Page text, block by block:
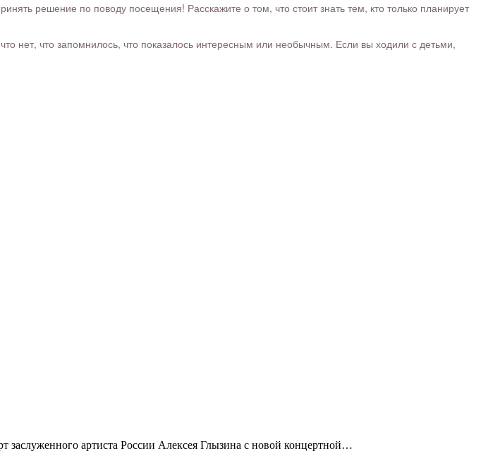
решение по поводу посещения! Расскажите о том, что стоит знать тем, кто только планирует
нет, что запомнилось, что показалось интересным или необычным. Если вы ходили с детьми,
заслуженного артиста России Алексея Глызина с новой концертной…